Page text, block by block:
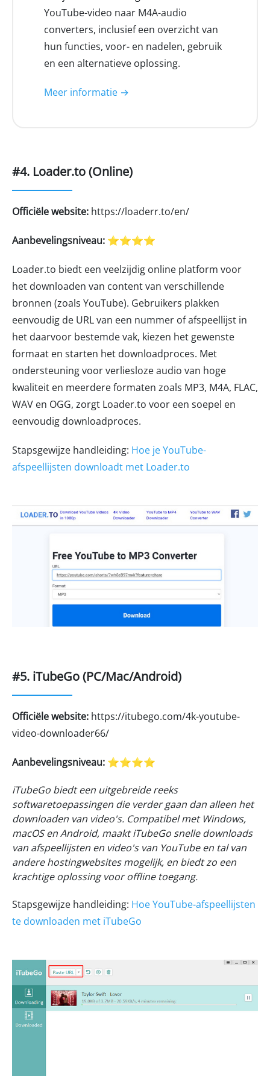
YouTube-video naar M4A-audio
converters, inclusief een overzicht van
hun functies, voor- en nadelen, gebruik
en een alternatieve oplossing.
Meer informatie →
#4. Loader.to (Online)
Officiële website: https://loaderr.to/en/
Aanbevelingsniveau: ⭐⭐⭐⭐
Loader.to biedt een veelzijdig online platform voor
het downloaden van content van verschillende
bronnen (zoals YouTube). Gebruikers plakken
eenvoudig de URL van een nummer of afspeellijst in
het daarvoor bestemde vak, kiezen het gewenste
formaat en starten het downloadproces. Met
ondersteuning voor verliesloze audio van hoge
kwaliteit en meerdere formaten zoals MP3, M4A, FLAC,
WAV en OGG, zorgt Loader.to voor een soepel en
eenvoudig downloadproces.
Stapsgewijze handleiding: Hoe je YouTube-
afspeellijsten downloadt met Loader.to
#5. iTubeGo (PC/Mac/Android)
Officiële website: https://itubego.com/4k-youtube-
video-downloader66/
Aanbevelingsniveau: ⭐⭐⭐⭐
iTubeGo biedt een uitgebreide reeks
softwaretoepassingen die verder gaan dan alleen het
downloaden van video's. Compatibel met Windows,
macOS en Android, maakt iTubeGo snelle downloads
van afspeellijsten en video's van YouTube en tal van
andere hostingwebsites mogelijk, en biedt zo een
krachtige oplossing voor offline toegang.
Stapsgewijze handleiding: Hoe YouTube-afspeellijsten
te downloaden met iTubeGo